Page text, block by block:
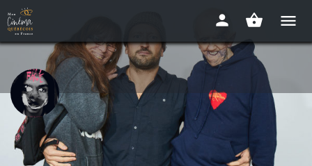
Entrevue avec Alexandre Franchi, le
réalisateur de 'Happy Face'